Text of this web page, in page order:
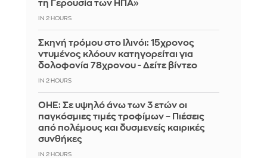
τη Γερουσία των ΗΠΑ»
IN 2 HOURS
Σκηνή τρόμου στο Ιλινόι: 15χρονος
ντυμένος κλόουν κατηγορείται για
δολοφονία 78χρονου - Δείτε βίντεο
IN 2 HOURS
ΟΗΕ: Σε υψηλό άνω των 3 ετών οι
παγκόσμιες τιμές τροφίμων – Πιέσεις
από πολέμους και δυσμενείς καιρικές
συνθήκες
IN 2 HOURS